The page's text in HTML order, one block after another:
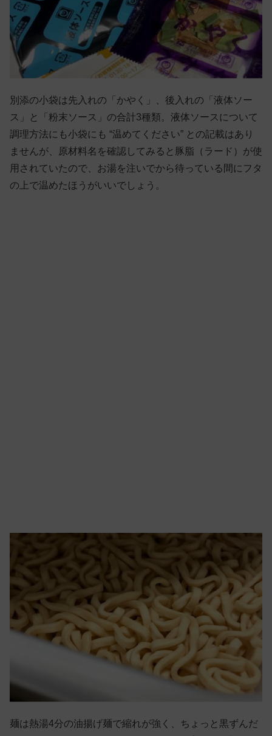
別添の小袋は先入れの「かやく」、後入れの「液体ソー
ス」と「粉末ソース」の合計3種類。液体ソースについて
調理方法にも小袋にも “温めてください” との記載はあり
ませんが、原材料名を確認してみると豚脂（ラード）が使
用されていたので、お湯を注いでから待っている間にフタ
の上で温めたほうがいいでしょう。
麺は熱湯4分の油揚げ麺で縮れが強く、ちょっと黒ずんだ